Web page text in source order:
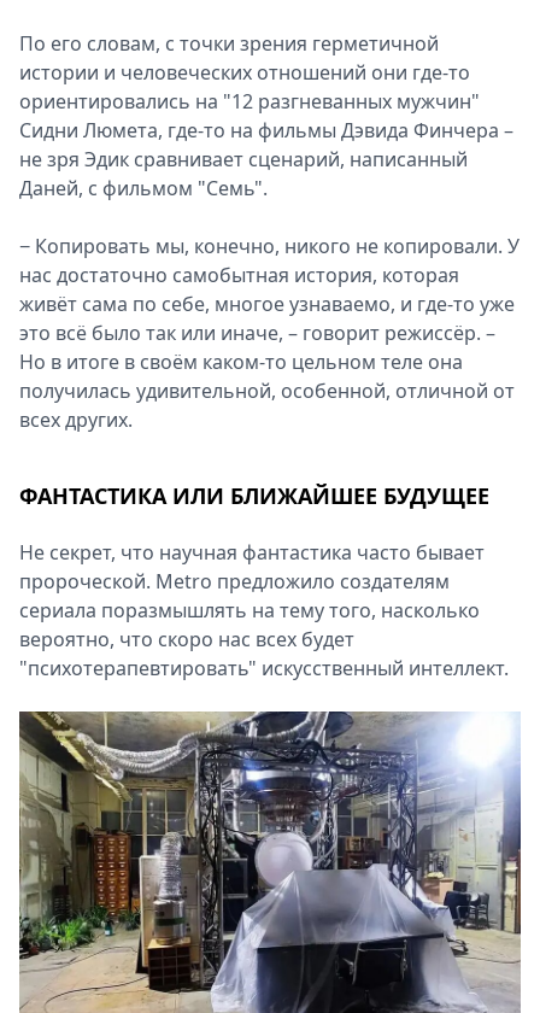
По его словам, с точки зрения герметичной
истории и человеческих отношений они где-то
ориентировались на "12 разгневанных мужчин"
Сидни Люмета, где-то на фильмы Дэвида Финчера –
не зря Эдик сравнивает сценарий, написанный
Даней, с фильмом "Семь".
− Копировать мы, конечно, никого не копировали. У
нас достаточно самобытная история, которая
живёт сама по себе, многое узнаваемо, и где-то уже
это всё было так или иначе, – говорит режиссёр. –
Но в итоге в своём каком-то цельном теле она
получилась удивительной, особенной, отличной от
всех других.
ФАНТАСТИКА ИЛИ БЛИЖАЙШЕЕ БУДУЩЕЕ
Не секрет, что научная фантастика часто бывает
пророческой. Metro предложило создателям
сериала поразмышлять на тему того, насколько
вероятно, что скоро нас всех будет
"психотерапевтировать" искусственный интеллект.